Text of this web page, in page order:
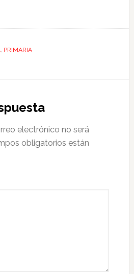
PRIMARIA
electrónico no será
obligatorios están